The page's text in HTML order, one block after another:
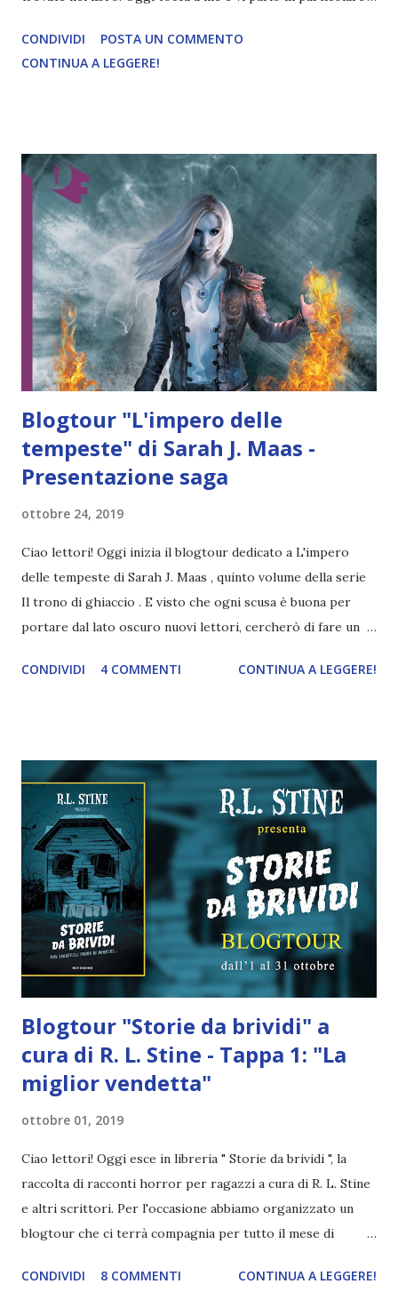
Playback, Cielo crudele, Herbert George Morley Roberts
Wells, Crociata, Marea Neutronica, Riunione, Transito dalla
generale. Per esempio Il più lungo racconto di
fantascienza mai scritto è una presa per i fondelli perché
mi aspettavo seriamente una storia lunga diverse pagine ,
invece si tratta di quattro righe messe in croce. Ed è
proprio questo il tipo di ironia di cui si serve Clarke nei
suoi racconti e che adoro. Ci son cascata in pieno! Clarke è
un autore versatile e fantasioso , spesso è difficile capire
dove...
CONDIVIDI
POSTA UN COMMENTO
CONTINUA A LEGGERE!
Blogtour "L'impero delle
tempeste" di Sarah J. Maas -
Presentazione saga
ottobre 24, 2019
Ciao lettori! Oggi inizia il blogtour dedicato a L'impero
delle tempeste di Sarah J. Maas , quinto volume della serie
Il trono di ghiaccio . E visto che ogni scusa è buona per
portare dal lato oscuro nuovi lettori, cercherò di fare un
attendono questo volume, parlerò di quello che vi aspetta
Mondadori Data di uscita: 5 novembre 2019 Preordinalo al
prezzo di 14,45€ La lunga strada dall'omicidio al trono è
appena cominciata per Aelin Galathynius, l'ultima
discendente della sua casata, la principessa perduta di
Terrasen che in molti conoscono come Celaena Sardothien.
I regni di Erilea stanno andando in frantumi attorno a lei.
Per salvare coloro che ama dalle forze dell'oscurità, dovrà
allearsi con i suoi nemici. Mentre la guerra incombe all...
CONDIVIDI 4 COMMENTI CONTINUA A LEGGERE!
Blogtour "Storie da brividi" a
cura di R. L. Stine - Tappa 1: "La
miglior vendetta"
ottobre 01, 2019
Ciao lettori! Oggi esce in libreria " Storie da brividi ", la
raccolta di racconti horror per ragazzi a cura di R. L. Stine
e altri scrittori. Per l'occasione abbiamo organizzato un
blogtour che ci terrà compagnia per tutto il mese di
storie e i loro autori. Seguiteci per scoprirne di più! Oggi
CONDIVIDI 8 COMMENTI CONTINUA A LEGGERE!